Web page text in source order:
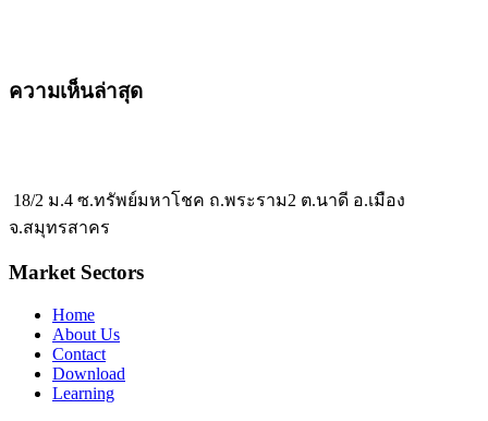
ความเห็นล่าสุด
18/2 ม.4 ซ.ทรัพย์มหาโชค ถ.พระราม2 ต.นาดี อ.เมือง
จ.สมุทรสาคร
Market Sectors
Home
About Us
Contact
Download
Learning